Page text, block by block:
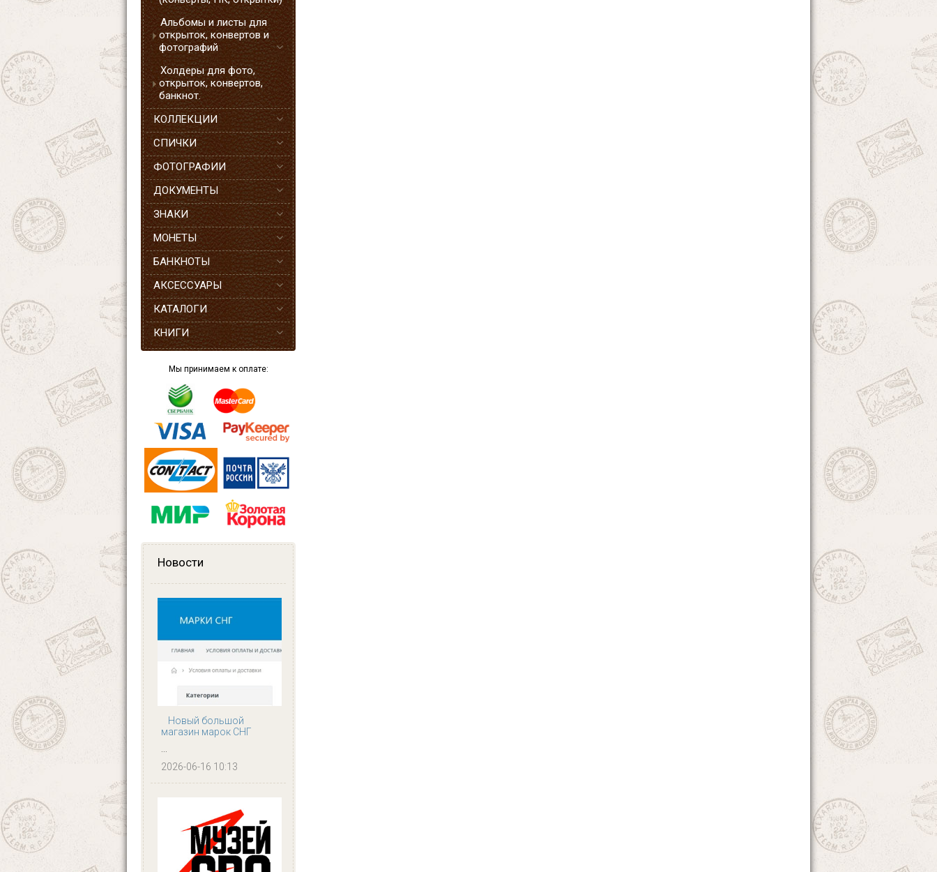
Альбомы и листы для
открыток, конвертов и
фотографий
Холдеры для фото,
открыток, конвертов,
банкнот.
КОЛЛЕКЦИИ
СПИЧКИ
ФОТОГРАФИИ
ДОКУМЕНТЫ
ЗНАКИ
МОНЕТЫ
БАНКНОТЫ
АКСЕССУАРЫ
КАТАЛОГИ
КНИГИ
Мы принимаем к оплате:
Новости
Новый большой
магазин марок СНГ
...
2026-06-16 10:13